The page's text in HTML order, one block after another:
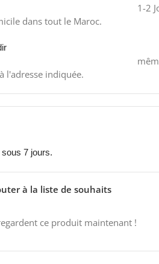
dans tout le Maroc.
1-2
l'adresse indiquée.
7 jours.
à la liste de souhaits
ce produit maintenant !